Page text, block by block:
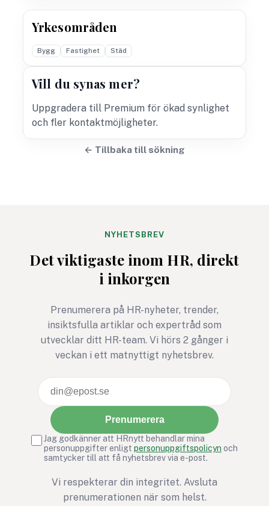
Yrkesområden
Bygg Fastighet Städ
Vill du synas mer?
Uppgradera till Premium för ökad synlighet
och fler kontaktmöjligheter.
← Tillbaka till sökning
NYHETSBREV
Det viktigaste inom HR, direkt
i inkorgen
Prenumerera på HR-nyheter, trender,
insiktsfulla artiklar och expertråd som
utvecklar ditt HR-team. Vi hörs 2 gånger i
veckan i ett matnyttigt nyhetsbrev.
Prenumerera
Jag godkänner att HRnytt behandlar mina
personuppgifter enligt personuppgiftspolicyn och
samtycker till att få nyhetsbrev via e-post.
Vi respekterar din integritet. Avsluta
prenumerationen när som helst.